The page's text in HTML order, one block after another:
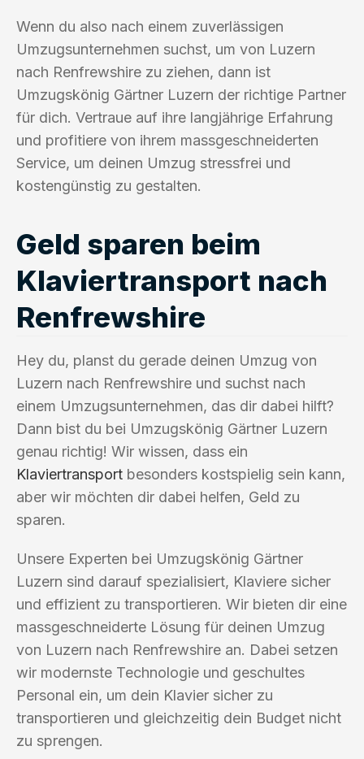
Wenn du also nach einem zuverlässigen
Umzugsunternehmen suchst, um von Luzern
nach Renfrewshire zu ziehen, dann ist
Umzugskönig Gärtner Luzern der richtige Partner
für dich. Vertraue auf ihre langjährige Erfahrung
und profitiere von ihrem massgeschneiderten
Service, um deinen Umzug stressfrei und
kostengünstig zu gestalten.
Geld sparen beim
Klaviertransport nach
Renfrewshire
Hey du, planst du gerade deinen Umzug von
Luzern nach Renfrewshire und suchst nach
einem Umzugsunternehmen, das dir dabei hilft?
Dann bist du bei Umzugskönig Gärtner Luzern
genau richtig! Wir wissen, dass ein
Klaviertransport besonders kostspielig sein kann,
aber wir möchten dir dabei helfen, Geld zu
sparen.
Unsere Experten bei Umzugskönig Gärtner
Luzern sind darauf spezialisiert, Klaviere sicher
und effizient zu transportieren. Wir bieten dir eine
massgeschneiderte Lösung für deinen Umzug
von Luzern nach Renfrewshire an. Dabei setzen
wir modernste Technologie und geschultes
Personal ein, um dein Klavier sicher zu
transportieren und gleichzeitig dein Budget nicht
zu sprengen.